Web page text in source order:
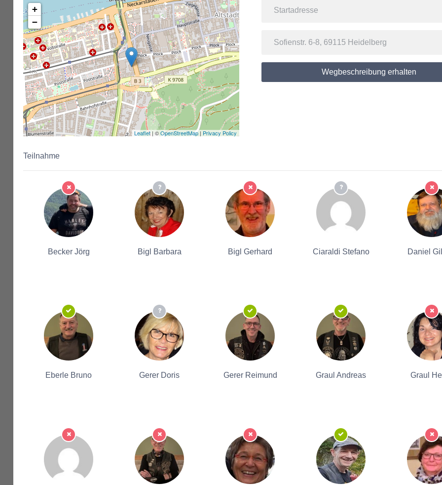
+
−
Leaflet| ©OpenStreetMap| Privacy Policy
Wegbeschreibung erhalten
Teilnahme
Becker Jörg Bigl Barbara Bigl Gerhard Ciaraldi Stefano Daniel
Eberle Bruno Gerer Doris Gerer Reimund Graul Andreas Graul